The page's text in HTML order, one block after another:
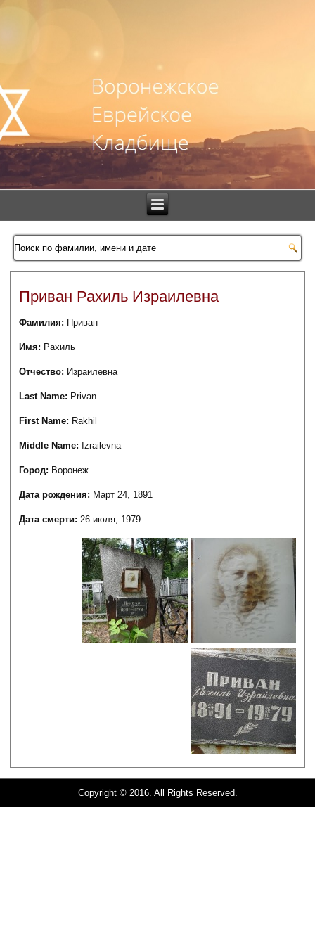
Приван Рахиль Израилевна
Фамилия: Приван
Имя: Рахиль
Отчество: Израилевна
Last Name: Privan
First Name: Rakhil
Middle Name: Izrailevna
Город: Воронеж
Дата рождения: Март 24, 1891
Дата смерти:26 июля, 1979
Copyright © 2016. All Rights Reserved.